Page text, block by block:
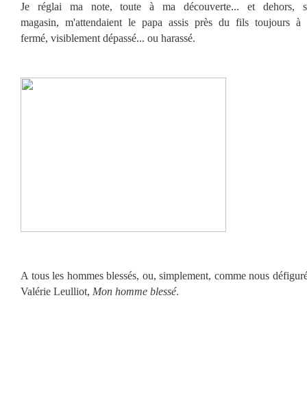
Je réglai ma note, toute à ma découverte... et dehors,
magasin, m'attendaient le papa assis près du fils toujours
fermé, visiblement dépassé... ou harassé.
A tous les hommes blessés, ou, simplement, comme nous
Valérie Leulliot, Mon homme blessé.